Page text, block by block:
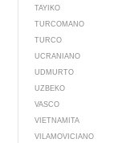
TAYIKO
TURCOMANO
TURCO
UCRANIANO
UDMURTO
UZBEKO
VASCO
VIETNAMITA
VILAMOVICIANO